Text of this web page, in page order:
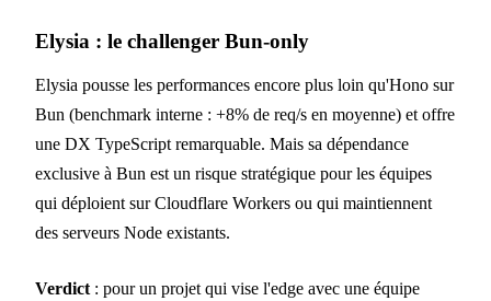
Elysia : le challenger Bun-only
Elysia pousse les performances encore plus loin qu'Hono sur
Bun (benchmark interne : +8% de req/s en moyenne) et offre
une DX TypeScript remarquable. Mais sa dépendance
exclusive à Bun est un risque stratégique pour les équipes
qui déploient sur Cloudflare Workers ou qui maintiennent
des serveurs Node existants.
Verdict: pour un projet qui vise l'edge avec une équipe